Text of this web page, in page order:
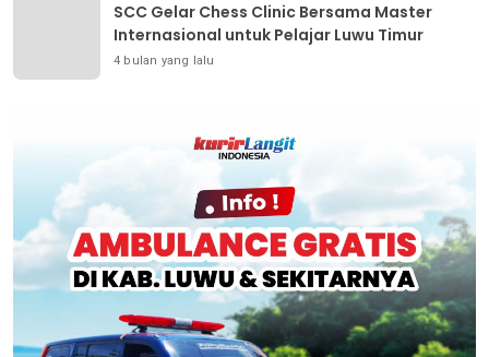
SCC Gelar Chess Clinic Bersama Master
Internasional untuk Pelajar Luwu Timur
4 bulan yang lalu